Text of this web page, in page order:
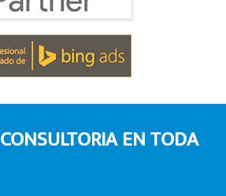
CONSULTORIA EN TODA